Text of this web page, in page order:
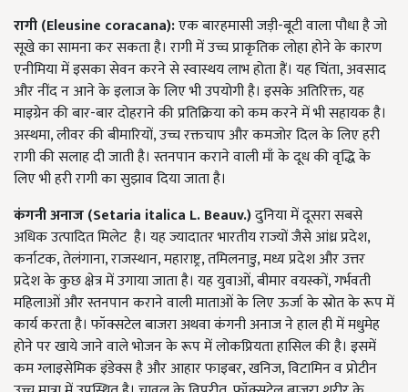
रागी (Eleusine coracana):एक बारहमासी जड़ी-बूटी वाला पौधा है जो
सूखे का सामना कर सकता है। रागी में उच्च प्राकृतिक लोहा होने के कारण
एनीमिया में इसका सेवन करने से स्वास्थय लाभ होता हैं। यह चिंता, अवसाद
और नींद न आने के इलाज के लिए भी उपयोगी है। इसके अतिरिक्त, यह
माइग्रेन की बार-बार दोहराने की प्रतिक्रिया को कम करने में भी सहायक है।
अस्थमा, लीवर की बीमारियों, उच्च रक्तचाप और कमजोर दिल के लिए हरी
रागी की सलाह दी जाती है। स्तनपान कराने वाली माँ के दूध की वृद्धि के
लिए भी हरी रागी का सुझाव दिया जाता है।
कंगनी अनाज (Setaria italica L. Beauv.)दुनिया में दूसरा सबसे
अधिक उत्पादित मिलेट है। यह ज्यादातर भारतीय राज्यों जैसे आंध्र प्रदेश,
कर्नाटक, तेलंगाना, राजस्थान, महाराष्ट्र, तमिलनाडु, मध्य प्रदेश और उत्तर
प्रदेश के कुछ क्षेत्र में उगाया जाता है। यह युवाओं, बीमार वयस्कों, गर्भवती
महिलाओं और स्तनपान कराने वाली माताओं के लिए ऊर्जा के स्रोत के रूप में
कार्य करता है। फॉक्सटेल बाजरा अथवा कंगनी अनाज ने हाल ही में मधुमेह
होने पर खाये जाने वाले भोजन के रूप में लोकप्रियता हासिल की है। इसमें
कम ग्लाइसेमिक इंडेक्स है और आहार फाइबर, खनिज, विटामिन व प्रोटीन